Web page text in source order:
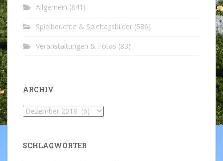
Allgemein (841)
Spielberichte & Spieltagsbilder (586)
Veranstaltungen & Fotos (83)
ARCHIV
Archiv
SCHLAGWÖRTER